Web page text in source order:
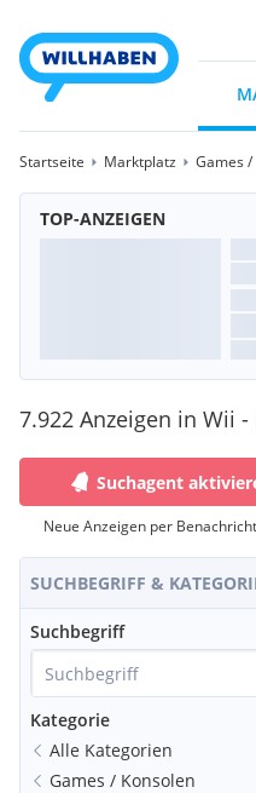
Startseite Marktplatz Games /
TOP-ANZEIGEN
7.922 Anzeigen in Wii
Suchagent
Neue Anzeigen per
SUCHBEGRIFF &
Suchbegriff
Kategorie
Alle Kategorien
Games / Konsolen